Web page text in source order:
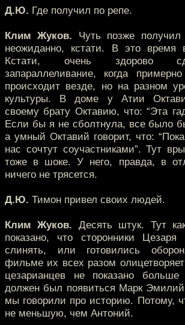
Д.Ю. Где получил по репе.
Клим Жуков. Чуть позже
неожиданно, кстати. В это
Кстати, очень здорово
запараллеливание, когда
происходит везде, но на разном
культуры. В доме у Атии
своему брату Октавию, что: “Эта
Если бы я не сболтнула, все было
а умный Октавий говорит, что:
нас сочтут соучастниками”. Тут
тоже в шоке. У него, правда, в
ничего не трясется.
Д.Ю. Тимон привел своих людей.
Клим Жуков. Десять штук. Тут
показано, что сторонники Цезаря
слинять, или готовились
фильме их всех разом
цезарианцев не показано
должен был появиться Марк
мы говорили про историю. Потому,
не меньшую, чем Антоний.